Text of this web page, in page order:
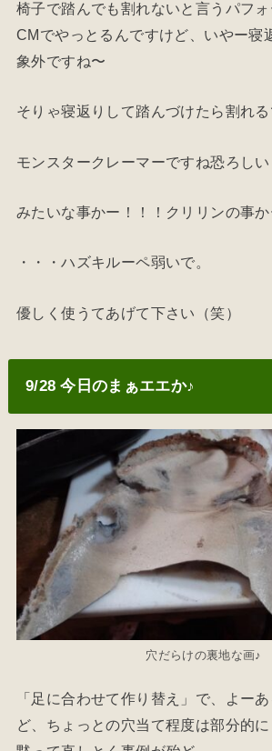
椅子で踏んでも割れないと言うパフ
CMでやっとるんですけど、いやー寝
象外ですね〜
そりゃ寝返りして踏んづけたら割れる
モンスタークレーマーですね恐ろしい
みたいな事かー！！！クリリンの事か
・・・ハズキルーペ弱いで。
優しく使うてあげて下さい（笑）
9/28 今日のまぁエエか♪
穴だらけの裏地な画♪
「足に合わせて作り替え」で、よー
ど、ちょっとの穴当て程度は部分的